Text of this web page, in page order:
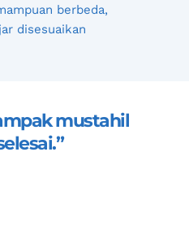
berbeda,
disesuaikan
mustahil